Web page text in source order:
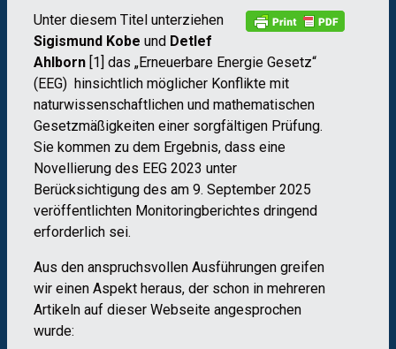
Unter diesem Titel unterziehen
Sigismund Kobe und Detlef
Ahlborn [1] das „Erneuerbare Energie Gesetz“
(EEG) hinsichtlich möglicher Konflikte mit
naturwissenschaftlichen und mathematischen
Gesetzmäßigkeiten einer sorgfältigen Prüfung.
Sie kommen zu dem Ergebnis, dass eine
Novellierung des EEG 2023 unter
Berücksichtigung des am 9. September 2025
veröffentlichten Monitoringberichtes dringend
erforderlich sei.
Aus den anspruchsvollen Ausführungen greifen
wir einen Aspekt heraus, der schon in mehreren
Artikeln auf dieser Webseite angesprochen
wurde: